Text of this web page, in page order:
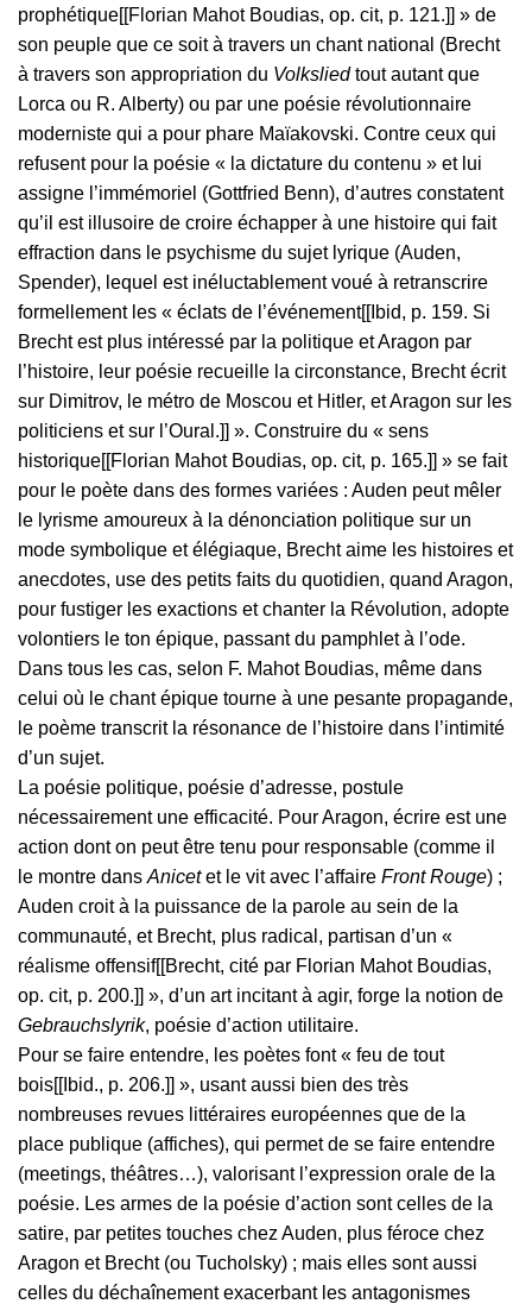
prophétique[[Florian Mahot Boudias, op. cit, p. 121.]] » de
son peuple que ce soit à travers un chant national (Brecht
à travers son appropriation du Volksliedtout autant que
Lorca ou R. Alberty) ou par une poésie révolutionnaire
moderniste qui a pour phare Maïakovski. Contre ceux qui
refusent pour la poésie « la dictature du contenu » et lui
assigne l’immémoriel (Gottfried Benn), d’autres constatent
qu’il est illusoire de croire échapper à une histoire qui fait
effraction dans le psychisme du sujet lyrique (Auden,
Spender), lequel est inéluctablement voué à retranscrire
formellement les « éclats de l’événement[[Ibid, p. 159. Si
Brecht est plus intéressé par la politique et Aragon par
l’histoire, leur poésie recueille la circonstance, Brecht écrit
sur Dimitrov, le métro de Moscou et Hitler, et Aragon sur les
politiciens et sur l’Oural.]] ». Construire du « sens
historique[[Florian Mahot Boudias, op. cit, p. 165.]] » se fait
pour le poète dans des formes variées : Auden peut mêler
le lyrisme amoureux à la dénonciation politique sur un
mode symbolique et élégiaque, Brecht aime les histoires et
anecdotes, use des petits faits du quotidien, quand Aragon,
pour fustiger les exactions et chanter la Révolution, adopte
volontiers le ton épique, passant du pamphlet à l’ode.
Dans tous les cas, selon F. Mahot Boudias, même dans
celui où le chant épique tourne à une pesante propagande,
le poème transcrit la résonance de l’histoire dans l’intimité
d’un sujet.
La poésie politique, poésie d’adresse, postule
nécessairement une efficacité. Pour Aragon, écrire est une
action dont on peut être tenu pour responsable (comme il
le montre dans Anicetet le vit avec l’affaire Front Rouge) ;
Auden croit à la puissance de la parole au sein de la
communauté, et Brecht, plus radical, partisan d’un «
réalisme offensif[[Brecht, cité par Florian Mahot Boudias,
op. cit, p. 200.]] », d’un art incitant à agir, forge la notion de
Gebrauchslyrik, poésie d’action utilitaire.
Pour se faire entendre, les poètes font « feu de tout
bois[[Ibid., p. 206.]] », usant aussi bien des très
nombreuses revues littéraires européennes que de la
place publique (affiches), qui permet de se faire entendre
(meetings, théâtres…), valorisant l’expression orale de la
poésie. Les armes de la poésie d’action sont celles de la
satire, par petites touches chez Auden, plus féroce chez
Aragon et Brecht (ou Tucholsky) ; mais elles sont aussi
celles du déchaînement exacerbant les antagonismes